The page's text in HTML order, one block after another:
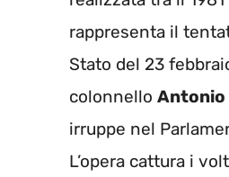
rappresenta il
Stato del 23
colonnello Antonio
irruppe nel
L’opera cattura i